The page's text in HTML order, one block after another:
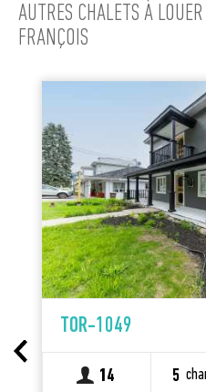
AUTRES CHALETS À
FRANÇOIS
TOR-1049
14 5